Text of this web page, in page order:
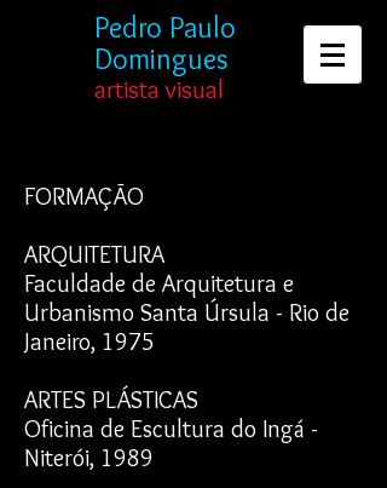
Pedro Paulo
Domingues
artista visual
FORMAÇÃO
ARQUITETURA
Faculdade de Arquitetura e
Urbanismo Santa Úrsula - Rio de
Janeiro, 1975
ARTES PLÁSTICAS
Oficina de Escultura do Ingá -
Niterói, 1989